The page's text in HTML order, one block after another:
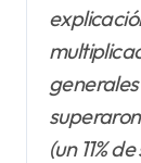
(un 11%